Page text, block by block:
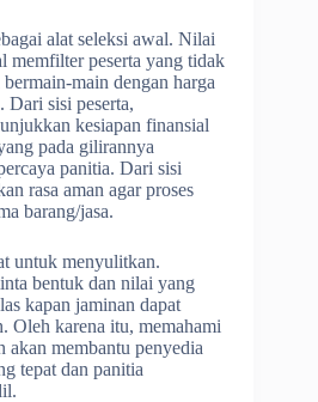
alat seleksi awal. Nilai
memfilter peserta yang tidak
main dengan harga
Dari sisi peserta,
kesiapan finansial
pada gilirannya
panitia. Dari sisi
rasa aman agar proses
barang/jasa.
untuk menyulitkan.
bentuk dan nilai yang
kapan jaminan dapat
Oleh karena itu, memahami
akan membantu penyedia
tepat dan panitia